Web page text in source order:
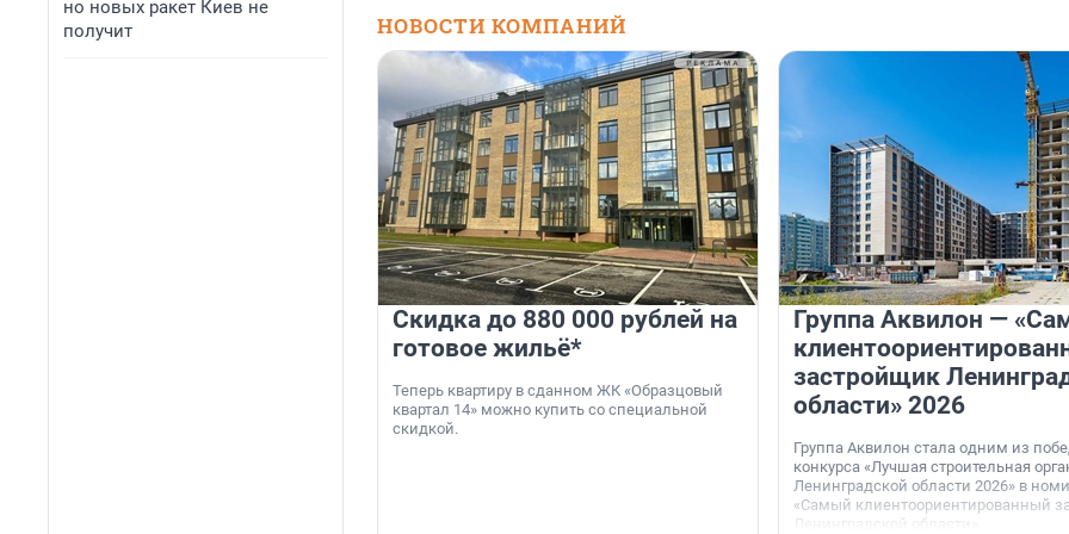
но новых ракет Киев не
получит
НОВОСТИ КОМПАНИЙ
Скидка до 880 000 рублей на
готовое жильё*
Теперь квартиру в сданном ЖК «Образцовый
квартал 14» можно купить со специальной
скидкой.
Группа Аквилон —
застройщик
области» 2026
Группа Аквилон стала одним из
конкурса «Лучшая строительная
Ленинградской области 2026» в
«Самый клиентоориентированный
Ленинградской области».